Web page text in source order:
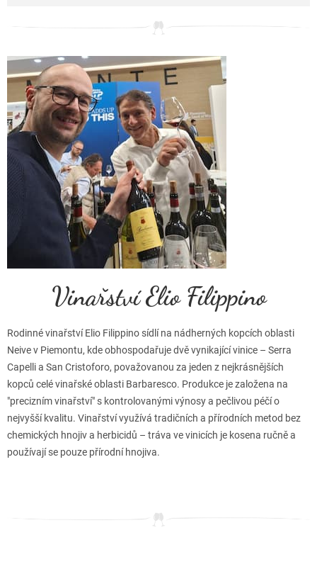
Vinařství Elio Filippino
Rodinné vinařství Elio Filippino sídlí na nádherných kopcích oblasti
Neive v Piemontu, kde obhospodařuje dvě vynikající vinice – Serra
Capelli a San Cristoforo, považovanou za jeden z nejkrásnějších
kopců celé vinařské oblasti Barbaresco. Produkce je založena na
"precizním vinařství" s kontrolovanými výnosy a pečlivou péčí o
nejvyšší kvalitu. Vinařství využívá tradičních a přírodních metod bez
chemických hnojiv a herbicidů – tráva ve vinicích je kosena ručně a
používají se pouze přírodní hnojiva.